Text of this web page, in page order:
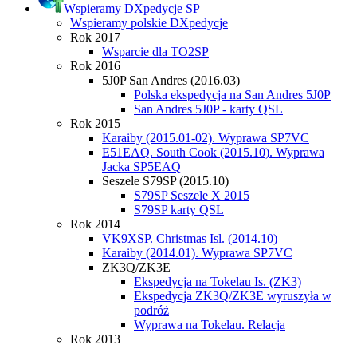
Wspieramy DXpedycje SP
Wspieramy polskie DXpedycje
Rok 2017
Wsparcie dla TO2SP
Rok 2016
5J0P San Andres (2016.03)
Polska ekspedycja na San Andres 5J0P
San Andres 5J0P - karty QSL
Rok 2015
Karaiby (2015.01-02). Wyprawa SP7VC
E51EAQ. South Cook (2015.10). Wyprawa
Jacka SP5EAQ
Seszele S79SP (2015.10)
S79SP Seszele X 2015
S79SP karty QSL
Rok 2014
VK9XSP. Christmas Isl. (2014.10)
Karaiby (2014.01). Wyprawa SP7VC
ZK3Q/ZK3E
Ekspedycja na Tokelau Is. (ZK3)
Ekspedycja ZK3Q/ZK3E wyruszyła w
podróż
Wyprawa na Tokelau. Relacja
Rok 2013